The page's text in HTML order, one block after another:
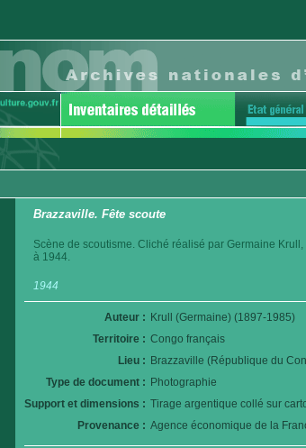
Brazzaville. Fête scoute
Scène de scoutisme. Cliché réalisé par Germaine
à 1944.
1944
Auteur : Krull (Germaine) (1897-1985)
Territoire : Congo français
Lieu : Brazzaville (République du
Type de document : Photographie
Support et dimensions : Tirage argentique collé sur
Provenance : Agence économique de la